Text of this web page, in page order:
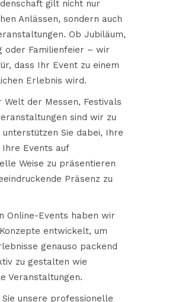
gilt nicht nur
Anlässen, sondern auch
Ob Jubiläum,
oder Familienfeier – wir
dass Ihr Event zu einem
Erlebnis wird.
Welt der Messen, Festivals
sind wir zu
unterstützen Sie dabei, Ihre
Ihre Events auf
Weise zu präsentieren
Präsenz zu
Online-Events haben wir
entwickelt, um
genauso packend
zu gestalten wie
Veranstaltungen.
unsere professionelle